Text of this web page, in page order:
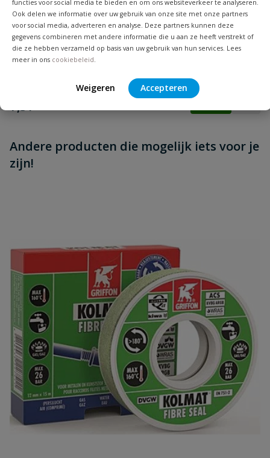
functies voor social media te bieden en om ons websiteverkeer te analyseren.
Ook delen we informatie over uw gebruik van onze site met onze partners
voor social media, adverteren en analyse. Deze partners kunnen deze
gegevens combineren met andere informatie die u aan ze heeft verstrekt of
die ze hebben verzameld op basis van uw gebruik van hun services. Lees
meer in ons cookiebeleid.
Weigeren Accepteren
Beoordeling versturen
RVS pijpnippel 3/4"
RVS pijpnippel, 3/4", 2x buitendraad, lengte 40 t/m 300 mm.
Op voorraad
7,51
Andere producten die mogelijk iets voor je
zijn!